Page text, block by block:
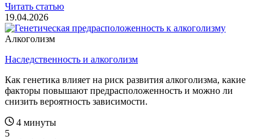
Читать статью
19.04.2026
Алкоголизм
Наследственность и алкоголизм
Как генетика влияет на риск развития алкоголизма, какие
факторы повышают предрасположенность и можно ли
снизить вероятность зависимости.
4 минуты
5